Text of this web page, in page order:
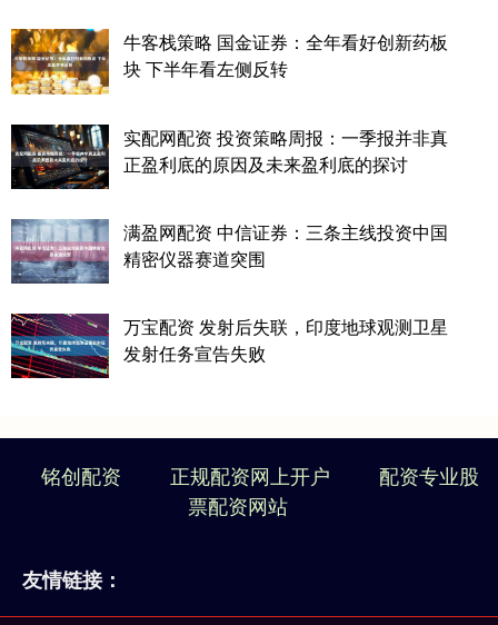
牛客栈策略 国金证券：全年看好创新药板
块 下半年看左侧反转
实配网配资 投资策略周报：一季报并非真
正盈利底的原因及未来盈利底的探讨
满盈网配资 中信证券：三条主线投资中国
精密仪器赛道突围
万宝配资 发射后失联，印度地球观测卫星
发射任务宣告失败
铭创配资 正规配资网上开户
配资专业股
票配资网站
友情链接：